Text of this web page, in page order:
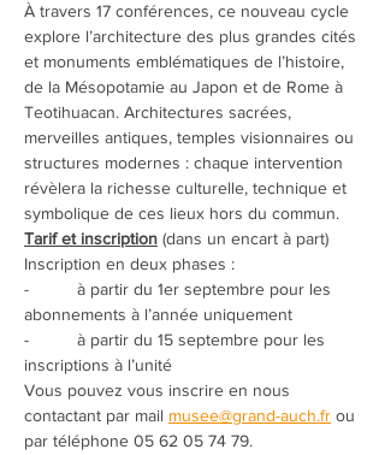
À travers 17 conférences, ce nouveau cycle
explore l’architecture des plus grandes cités
et monuments emblématiques de l’histoire,
de la Mésopotamie au Japon et de Rome à
Teotihuacan. Architectures sacrées,
merveilles antiques, temples visionnaires ou
structures modernes : chaque intervention
révèlera la richesse culturelle, technique et
symbolique de ces lieux hors du commun.
Tarif et inscription (dans un encart à part)
Inscription en deux phases :
-          à partir du 1er septembre pour les
abonnements à l’année uniquement
-          à partir du 15 septembre pour les
inscriptions à l’unité
Vous pouvez vous inscrire en nous
contactant par mail musee@grand-auch.fr ou
par téléphone 05 62 05 74 79.